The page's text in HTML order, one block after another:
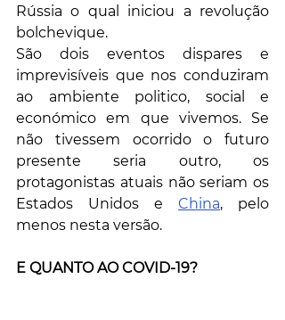
Rússia o qual iniciou a revolução
bolchevique.
São dois eventos dispares e
imprevisíveis que nos conduziram
ao ambiente politico, social e
económico em que vivemos. Se
não tivessem ocorrido o futuro
presente seria outro, os
protagonistas atuais não seriam os
Estados Unidos e China, pelo
menos nesta versão.
E QUANTO AO COVID-19?